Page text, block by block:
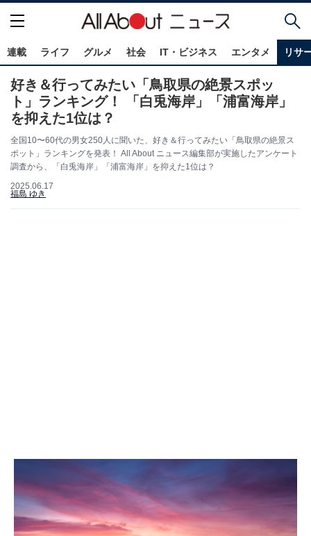
連載 ライフ グルメ 社会 IT・ビジネス エンタメ リサ
好き＆行ってみたい「鳥取県の絶景スポッ
ト」ランキング！ 「白兎海岸」「浦富海岸」
を抑えた1位は？
全国10〜60代の男女250人に聞いた、好き＆行ってみたい「鳥取県の絶景ス
ポット」ランキングを発表！ All About ニュース編集部が実施したアンケート
調査から、「白兎海岸」「浦富海岸」を抑えた1位は？
2025.06.17
福島 ゆき